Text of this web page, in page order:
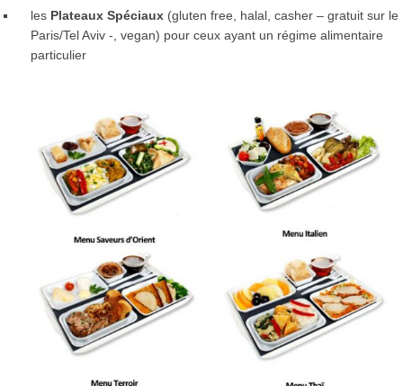
les Plateaux Spéciaux (gluten free, halal, casher – gratuit sur le
Paris/Tel Aviv -, vegan) pour ceux ayant un régime alimentaire
particulier